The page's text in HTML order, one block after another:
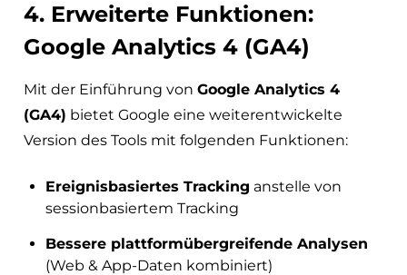
4. Erweiterte Funktionen:
Google Analytics 4 (GA4)
Mit der Einführung von Google Analytics 4
(GA4) bietet Google eine weiterentwickelte
Version des Tools mit folgenden Funktionen:
Ereignisbasiertes Tracking anstelle von
sessionbasiertem Tracking
Bessere plattformübergreifende Analysen
(Web & App-Daten kombiniert)